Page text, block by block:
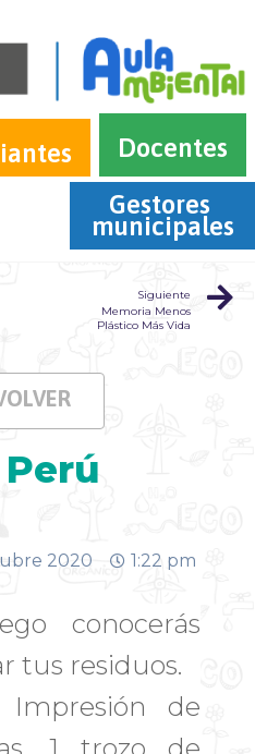
Docentes
Gestores
municipales
Siguiente
Memoria Menos
Plástico Más Vida
2020 1:22 pm
conocerás
tus residuos.
Impresión de